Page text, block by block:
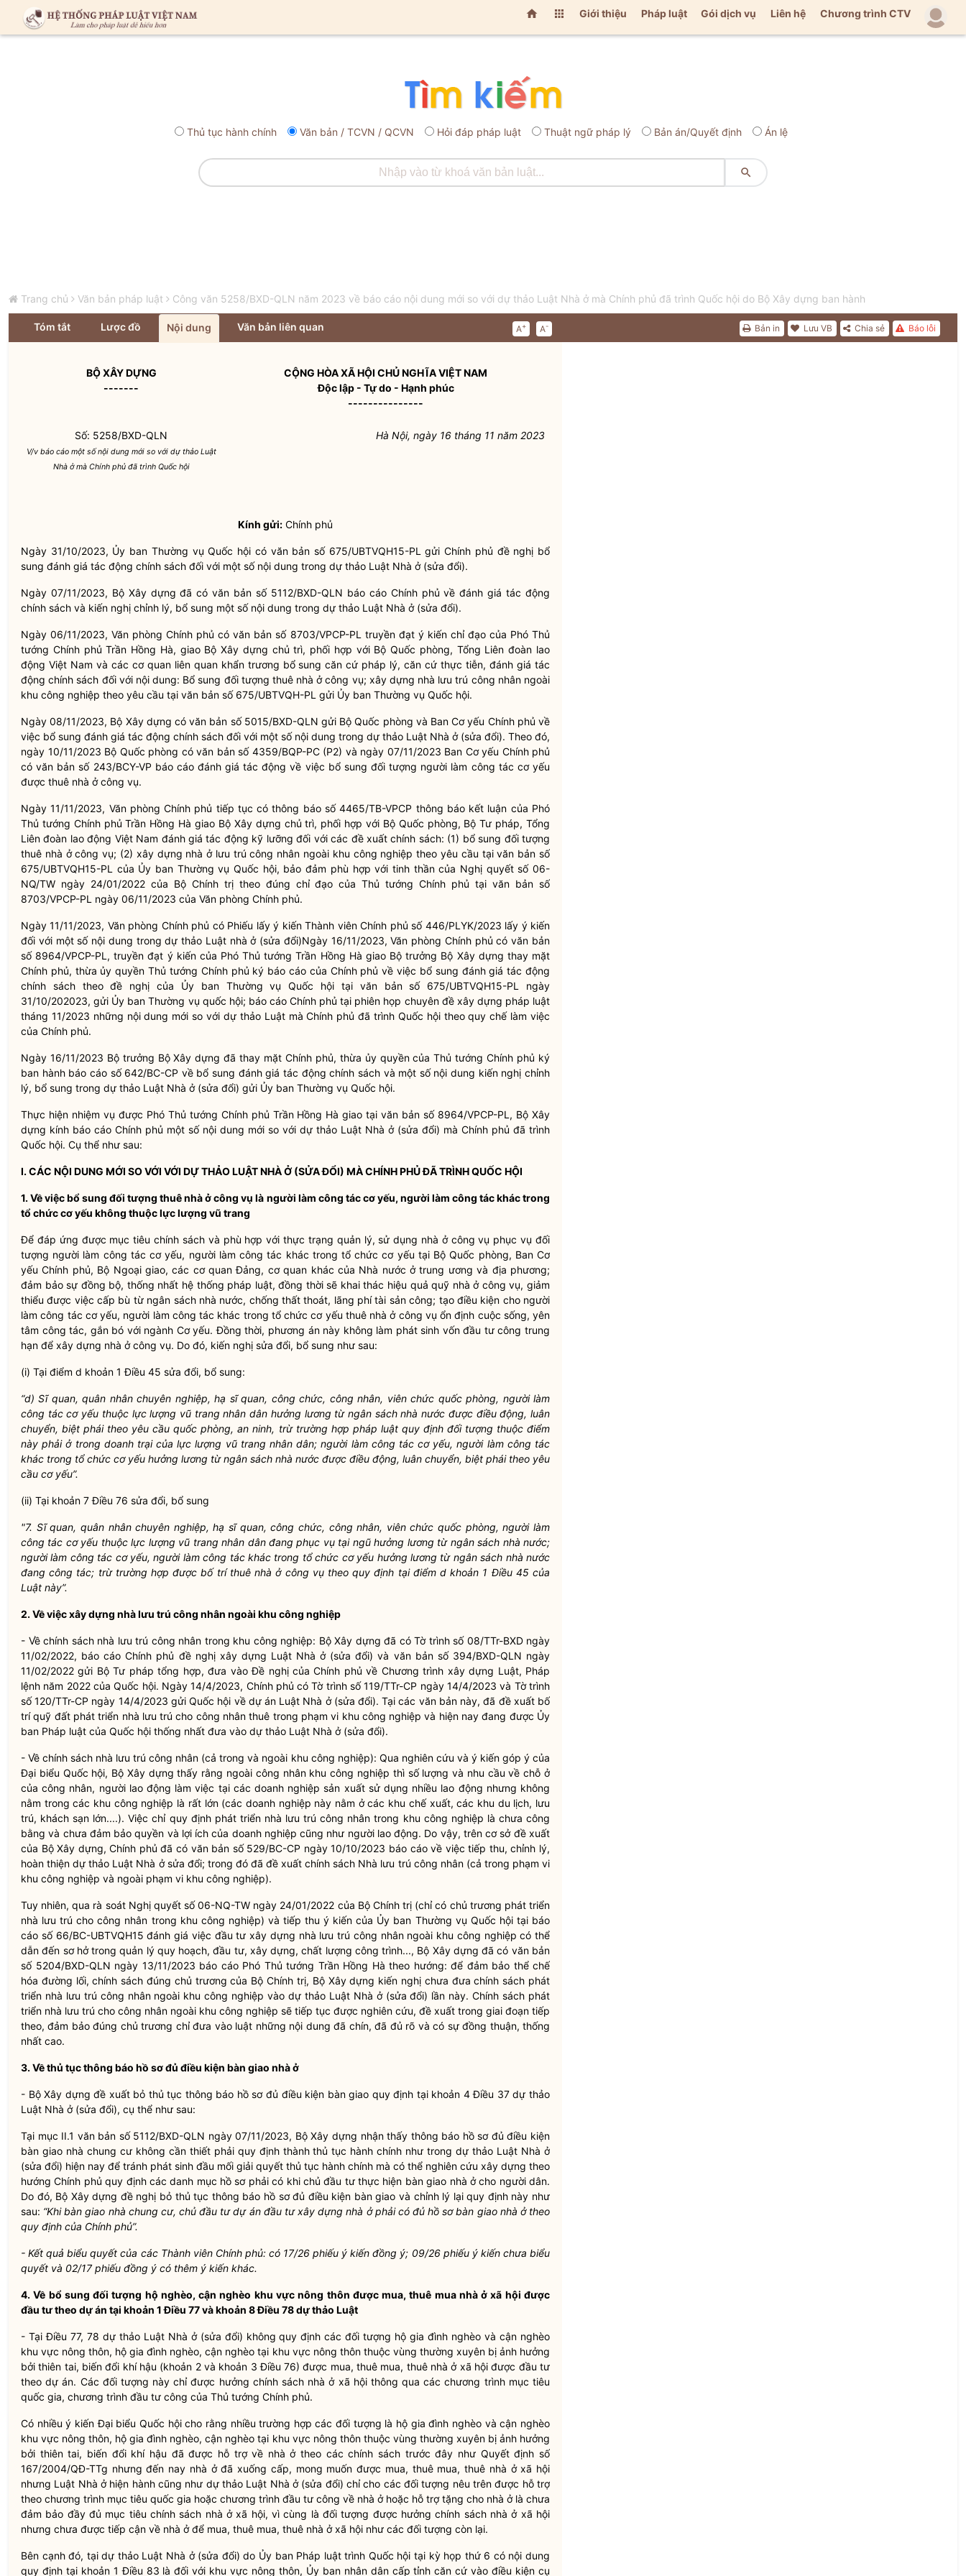
  Giới thiệu Pháp luật Gói dịch vụ Liên hệ Chương trình CTV
Thủ tục hành chính Văn bản / TCVN / QCVN Hỏi đáp pháp luật Thuật ngữ pháp lý Bản án/Quyết định Án lệ

Trang chủ Văn bản pháp luật Công văn 5258/BXD-QLN năm 2023 về báo cáo nội dung mới so với dự thảo Luật Nhà ở mà Chính phủ đã trình Quốc hội do Bộ Xây dựng ban hành
Tóm tắt Lược đồ Nội dung Văn bản liên quan A+ A- Báo lỗi
Chia sẻ
Lưu VB
Bản in
BỘ XÂY DỰNG
-------
CỘNG HÒA XÃ HỘI CHỦ NGHĨA VIỆT NAM
Độc lập - Tự do - Hạnh phúc
---------------
Số: 5258/BXD-QLN
V/v báo cáo một số nội dung mới so với dự thảo Luật
Nhà ở mà Chính phủ đã trình Quốc hội
Hà Nội, ngày 16 tháng 11 năm 2023
Kính gửi: Chính phủ
Ngày 31/10/2023, Ủy ban Thường vụ Quốc hội có văn bản số 675/UBTVQH15-PL gửi Chính phủ đề nghị bổ
sung đánh giá tác động chính sách đối với một số nội dung trong dự thảo Luật Nhà ở (sửa đổi).
Ngày 07/11/2023, Bộ Xây dựng đã có văn bản số 5112/BXD-QLN báo cáo Chính phủ về đánh giá tác động
chính sách và kiến nghị chỉnh lý, bổ sung một số nội dung trong dự thảo Luật Nhà ở (sửa đổi).
Ngày 06/11/2023, Văn phòng Chính phủ có văn bản số 8703/VPCP-PL truyền đạt ý kiến chỉ đạo của Phó Thủ
tướng Chính phủ Trần Hồng Hà, giao Bộ Xây dựng chủ trì, phối hợp với Bộ Quốc phòng, Tổng Liên đoàn lao
động Việt Nam và các cơ quan liên quan khẩn trương bổ sung căn cứ pháp lý, căn cứ thực tiễn, đánh giá tác
động chính sách đối với nội dung: Bổ sung đối tượng thuê nhà ở công vụ; xây dựng nhà lưu trú công nhân ngoài
khu công nghiệp theo yêu cầu tại văn bản số 675/UBTVQH-PL gửi Ủy ban Thường vụ Quốc hội.
Ngày 08/11/2023, Bộ Xây dựng có văn bản số 5015/BXD-QLN gửi Bộ Quốc phòng và Ban Cơ yếu Chính phủ về
việc bổ sung đánh giá tác động chính sách đối với một số nội dung trong dự thảo Luật Nhà ở (sửa đổi). Theo đó,
ngày 10/11/2023 Bộ Quốc phòng có văn bản số 4359/BQP-PC (P2) và ngày 07/11/2023 Ban Cơ yếu Chính phủ
có văn bản số 243/BCY-VP báo cáo đánh giá tác động về việc bổ sung đối tượng người làm công tác cơ yếu
được thuê nhà ở công vụ.
Ngày 11/11/2023, Văn phòng Chính phủ tiếp tục có thông báo số 4465/TB-VPCP thông báo kết luận của Phó
Thủ tướng Chính phủ Trần Hồng Hà giao Bộ Xây dựng chủ trì, phối hợp với Bộ Quốc phòng, Bộ Tư pháp, Tổng
Liên đoàn lao động Việt Nam đánh giá tác động kỹ lưỡng đối với các đề xuất chính sách: (1) bổ sung đối tượng
thuê nhà ở công vụ; (2) xây dựng nhà ở lưu trú công nhân ngoài khu công nghiệp theo yêu cầu tại văn bản số
675/UBTVQH15-PL của Ủy ban Thường vụ Quốc hội, bảo đảm phù hợp với tinh thần của Nghị quyết số 06-
NQ/TW ngày 24/01/2022 của Bộ Chính trị theo đúng chỉ đạo của Thủ tướng Chính phủ tại văn bản số
8703/VPCP-PL ngày 06/11/2023 của Văn phòng Chính phủ.
Ngày 11/11/2023, Văn phòng Chính phủ có Phiếu lấy ý kiến Thành viên Chính phủ số 446/PLYK/2023 lấy ý kiến
đối với một số nội dung trong dự thảo Luật nhà ở (sửa đổi)Ngày 16/11/2023, Văn phòng Chính phủ có văn bản
số 8964/VPCP-PL, truyền đạt ý kiến của Phó Thủ tướng Trần Hồng Hà giao Bộ trưởng Bộ Xây dựng thay mặt
Chính phủ, thừa ủy quyền Thủ tướng Chính phủ ký báo cáo của Chính phủ về việc bổ sung đánh giá tác động
chính sách theo đề nghị của Ủy ban Thường vụ Quốc hội tại văn bản số 675/UBTVQH15-PL ngày
31/10/202023, gửi Ủy ban Thường vụ quốc hội; báo cáo Chính phủ tại phiên họp chuyên đề xây dựng pháp luật
tháng 11/2023 những nội dung mới so với dự thảo Luật mà Chính phủ đã trình Quốc hội theo quy chế làm việc
của Chính phủ.
Ngày 16/11/2023 Bộ trưởng Bộ Xây dựng đã thay mặt Chính phủ, thừa ủy quyền của Thủ tướng Chính phủ ký
ban hành báo cáo số 642/BC-CP về bổ sung đánh giá tác động chính sách và một số nội dung kiến nghị chỉnh
lý, bổ sung trong dự thảo Luật Nhà ở (sửa đổi) gửi Ủy ban Thường vụ Quốc hội.
Thực hiện nhiệm vụ được Phó Thủ tướng Chính phủ Trần Hồng Hà giao tại văn bản số 8964/VPCP-PL, Bộ Xây
dựng kính báo cáo Chính phủ một số nội dung mới so với dự thảo Luật Nhà ở (sửa đổi) mà Chính phủ đã trình
Quốc hội. Cụ thể như sau:
I. CÁC NỘI DUNG MỚI SO VỚI VỚI DỰ THẢO LUẬT NHÀ Ở (SỬA ĐỔI) MÀ CHÍNH PHỦ ĐÃ TRÌNH QUỐC HỘI
1. Về việc bổ sung đối tượng thuê nhà ở công vụ là người làm công tác cơ yếu, người làm công tác khác trong
tổ chức cơ yếu không thuộc lực lượng vũ trang
Để đáp ứng được mục tiêu chính sách và phù hợp với thực trạng quản lý, sử dụng nhà ở công vụ phục vụ đối
tượng người làm công tác cơ yếu, người làm công tác khác trong tổ chức cơ yếu tại Bộ Quốc phòng, Ban Cơ
yếu Chính phủ, Bộ Ngoại giao, các cơ quan Đảng, cơ quan khác của Nhà nước ở trung ương và địa phương;
đảm bảo sự đồng bộ, thống nhất hệ thống pháp luật, đồng thời sẽ khai thác hiệu quả quỹ nhà ở công vụ, giảm
thiểu được việc cấp bù từ ngân sách nhà nước, chống thất thoát, lãng phí tài sản công; tạo điều kiện cho người
làm công tác cơ yếu, người làm công tác khác trong tổ chức cơ yếu thuê nhà ở công vụ ổn định cuộc sống, yên
tâm công tác, gắn bó với ngành Cơ yếu. Đồng thời, phương án này không làm phát sinh vốn đầu tư công trung
hạn để xây dựng nhà ở công vụ. Do đó, kiến nghị sửa đổi, bổ sung như sau:
(i) Tại điểm d khoản 1 Điều 45 sửa đổi, bổ sung:
“d) Sĩ quan, quân nhân chuyên nghiệp, hạ sĩ quan, công chức, công nhân, viên chức quốc phòng, người làm
công tác cơ yếu thuộc lực lượng vũ trang nhân dân hưởng lương từ ngân sách nhà nước được điều động, luân
chuyển, biệt phái theo yêu cầu quốc phòng, an ninh, trừ trường hợp pháp luật quy định đối tượng thuộc điểm
này phải ở trong doanh trại của lực lượng vũ trang nhân dân; người làm công tác cơ yếu, người làm công tác
khác trong tổ chức cơ yếu hưởng lương từ ngân sách nhà nước được điều động, luân chuyển, biệt phái theo yêu
cầu cơ yếu”.
(ii) Tại khoản 7 Điều 76 sửa đổi, bổ sung
"7. Sĩ quan, quân nhân chuyên nghiệp, hạ sĩ quan, công chức, công nhân, viên chức quốc phòng, người làm
công tác cơ yếu thuộc lực lượng vũ trang nhân dân đang phục vụ tại ngũ hưởng lương từ ngân sách nhà nước;
người làm công tác cơ yếu, người làm công tác khác trong tổ chức cơ yếu hưởng lương từ ngân sách nhà nước
đang công tác; trừ trường hợp được bố trí thuê nhà ở công vụ theo quy định tại điểm d khoản 1 Điều 45 của
Luật này”.
2. Về việc xây dựng nhà Iưu trú công nhân ngoài khu công nghiệp
- Về chính sách nhà lưu trú công nhân trong khu công nghiệp: Bộ Xây dựng đã có Tờ trình số 08/TTr-BXD ngày
11/02/2022, báo cáo Chính phủ đề nghị xây dựng Luật Nhà ở (sửa đổi) và văn bản số 394/BXD-QLN ngày
11/02/2022 gửi Bộ Tư pháp tổng hợp, đưa vào Đề nghị của Chính phủ về Chương trình xây dựng Luật, Pháp
lệnh năm 2022 của Quốc hội. Ngày 14/4/2023, Chính phủ có Tờ trình số 119/TTr-CP ngày 14/4/2023 và Tờ trình
số 120/TTr-CP ngày 14/4/2023 gửi Quốc hội về dự án Luật Nhà ở (sửa đổi). Tại các văn bản này, đã đề xuất bố
trí quỹ đất phát triển nhà lưu trú cho công nhân thuê trong phạm vi khu công nghiệp và hiện nay đang được Ủy
ban Pháp luật của Quốc hội thống nhất đưa vào dự thảo Luật Nhà ở (sửa đổi).
- Về chính sách nhà lưu trú công nhân (cả trong và ngoài khu công nghiệp): Qua nghiên cứu và ý kiến góp ý của
Đại biểu Quốc hội, Bộ Xây dựng thấy rằng ngoài công nhân khu công nghiệp thì số lượng và nhu cầu về chỗ ở
của công nhân, người lao động làm việc tại các doanh nghiệp sản xuất sử dụng nhiều lao động nhưng không
nằm trong các khu công nghiệp là rất lớn (các doanh nghiệp này nằm ở các khu chế xuất, các khu du lịch, lưu
trú, khách sạn lớn....). Việc chỉ quy định phát triển nhà lưu trú công nhân trong khu công nghiệp là chưa công
bằng và chưa đảm bảo quyền và lợi ích của doanh nghiệp cũng như người lao động. Do vậy, trên cơ sở đề xuất
của Bộ Xây dựng, Chính phủ đã có văn bản số 529/BC-CP ngày 10/10/2023 báo cáo về việc tiếp thu, chỉnh lý,
hoàn thiện dự thảo Luật Nhà ở sửa đổi; trong đó đã đề xuất chính sách Nhà lưu trú công nhân (cả trong phạm vi
khu công nghiệp và ngoài phạm vi khu công nghiệp).
Tuy nhiên, qua rà soát Nghị quyết số 06-NQ-TW ngày 24/01/2022 của Bộ Chính trị (chỉ có chủ trương phát triển
nhà lưu trú cho công nhân trong khu công nghiệp) và tiếp thu ý kiến của Ủy ban Thường vụ Quốc hội tại báo
cáo số 66/BC-UBTVQH15 đánh giá việc đầu tư xây dựng nhà lưu trú công nhân ngoài khu công nghiệp có thể
dẫn đến sơ hở trong quản lý quy hoạch, đầu tư, xây dựng, chất lượng công trình..., Bộ Xây dựng đã có văn bản
số 5204/BXD-QLN ngày 13/11/2023 báo cáo Phó Thủ tướng Trần Hồng Hà theo hướng: để đảm bảo thể chế
hóa đường lối, chính sách đúng chủ trương của Bộ Chính trị, Bộ Xây dựng kiến nghị chưa đưa chính sách phát
triển nhà lưu trú công nhân ngoài khu công nghiệp vào dự thảo Luật Nhà ở (sửa đổi) lần này. Chính sách phát
triển nhà lưu trú cho công nhân ngoài khu công nghiệp sẽ tiếp tục được nghiên cứu, đề xuất trong giai đoạn tiếp
theo, đảm bảo đúng chủ trương chỉ đưa vào luật những nội dung đã chín, đã đủ rõ và có sự đồng thuận, thống
nhất cao.
3. Về thủ tục thông báo hồ sơ đủ điều kiện bàn giao nhà ở
- Bộ Xây dựng đề xuất bỏ thủ tục thông báo hồ sơ đủ điều kiện bàn giao quy định tại khoản 4 Điều 37 dự thảo
Luật Nhà ở (sửa đổi), cụ thể như sau:
Tại mục II.1 văn bản số 5112/BXD-QLN ngày 07/11/2023, Bộ Xây dựng nhận thấy thông báo hồ sơ đủ điều kiện
bàn giao nhà chung cư không cần thiết phải quy định thành thủ tục hành chính như trong dự thảo Luật Nhà ở
(sửa đổi) hiện nay để tránh phát sinh đầu mối giải quyết thủ tục hành chính mà có thể nghiên cứu xây dựng theo
hướng Chính phủ quy định các danh mục hồ sơ phải có khi chủ đầu tư thực hiện bàn giao nhà ở cho người dân.
Do đó, Bộ Xây dựng đề nghị bỏ thủ tục thông báo hồ sơ đủ điều kiện bàn giao và chỉnh lý lại quy định này như
sau: “Khi bàn giao nhà chung cư, chủ đầu tư dự án đầu tư xây dựng nhà ở phải có đủ hồ sơ bàn giao nhà ở theo
quy định của Chính phủ”.
- Kết quả biểu quyết của các Thành viên Chính phủ: có 17/26 phiếu ý kiến đồng ý; 09/26 phiếu ý kiến chưa biểu
quyết và 02/17 phiếu đồng ý có thêm ý kiến khác.
4. Về bổ sung đối tượng hộ nghèo, cận nghèo khu vực nông thôn được mua, thuê mua nhà ở xã hội được
đầu tư theo dự án tại khoản 1 Điều 77 và khoản 8 Điều 78 dự thảo Luật
- Tại Điều 77, 78 dự thảo Luật Nhà ở (sửa đổi) không quy định các đối tượng hộ gia đình nghèo và cận nghèo
khu vực nông thôn, hộ gia đình nghèo, cận nghèo tại khu vực nông thôn thuộc vùng thường xuyên bị ảnh hưởng
bởi thiên tai, biến đổi khí hậu (khoản 2 và khoản 3 Điều 76) được mua, thuê mua, thuê nhà ở xã hội được đầu tư
theo dự án. Các đối tượng này chỉ được hưởng chính sách nhà ở xã hội thông qua các chương trình mục tiêu
quốc gia, chương trình đầu tư công của Thủ tướng Chính phủ.
Có nhiều ý kiến Đại biểu Quốc hội cho rằng nhiều trường hợp các đối tượng là hộ gia đình nghèo và cận nghèo
khu vực nông thôn, hộ gia đình nghèo, cận nghèo tại khu vực nông thôn thuộc vùng thường xuyên bị ảnh hưởng
bởi thiên tai, biến đổi khí hậu đã được hỗ trợ về nhà ở theo các chính sách trước đây như Quyết định số
167/2004/QĐ-TTg nhưng đến nay nhà ở đã xuống cấp, mong muốn được mua, thuê mua, thuê nhà ở xã hội
nhưng Luật Nhà ở hiện hành cũng như dự thảo Luật Nhà ở (sửa đổi) chỉ cho các đối tượng nêu trên được hỗ trợ
theo chương trình mục tiêu quốc gia hoặc chương trình đầu tư công về nhà ở hoặc hỗ trợ tặng cho nhà ở là chưa
đảm bảo đầy đủ mục tiêu chính sách nhà ở xã hội, vì cùng là đối tượng được hưởng chính sách nhà ở xã hội
nhưng chưa được tiếp cận về nhà ở để mua, thuê mua, thuê nhà ở xã hội như các đối tượng còn lại.
Bên cạnh đó, tại dự thảo Luật Nhà ở (sửa đổi) do Ủy ban Pháp luật trình Quốc hội tại kỳ họp thứ 6 có nội dung
quy định tại khoản 1 Điều 83 là đối với khu vực nông thôn, Ủy ban nhân dân cấp tỉnh căn cứ vào điều kiện cụ